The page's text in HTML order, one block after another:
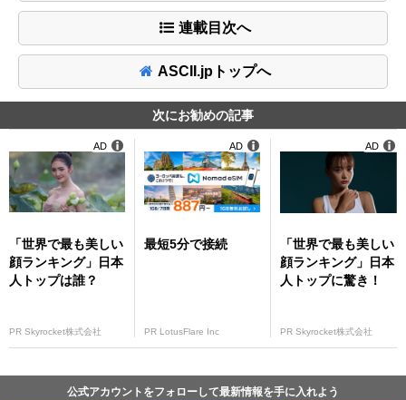
連載目次へ
ASCII.jpトップへ
次にお勧めの記事
「世界で最も美しい
顔ランキング」日本
人トップは誰？
PR Skyrocket株式会社
AD
最短5分で接続
PR LotusFlare Inc
AD
「世界で最も美しい
顔ランキング」日本
人トップに驚き！
PR Skyrocket株式会社
AD
公式アカウントをフォローして最新情報を手に入れよう